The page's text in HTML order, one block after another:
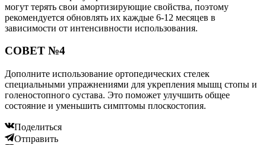
могут терять свои амортизирующие свойства, поэтому
рекомендуется обновлять их каждые 6-12 месяцев в
зависимости от интенсивности использования.
СОВЕТ №4
Дополните использование ортопедических стелек
специальными упражнениями для укрепления мышц стопы и
голеностопного сустава. Это поможет улучшить общее
состояние и уменьшить симптомы плоскостопия.
Поделиться
Отправить